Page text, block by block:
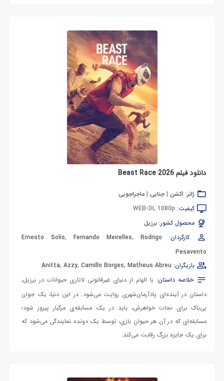
دانلود فیلم Beast Race 2026
ژانر: اکشن | جنایی | ماجراجویی
کیفیت: WEB-DL 1080p
محصول کشور: برزیل
کارگردان:
Ernesto Solis, Fernando Meirelles, Rodrigo
Pesavento
بازیگران:
Anitta, Azzy, Camillo Borges, Matheus Abreu
خلاصه داستان: با الهام از دنیای غیرقانونی لاتاری حیوانات در برزیل،
داستان در آینده‌ای پادآرمان‌شهری روایت می‌شود. در این دنیا، یک جوان
بی‌باک برای نجات خواهرش، باید در یک مسابقه‌ی مرگبار پیروز شود؛
مسابقه‌ای که در آن هر حیوانِ بازی، توسط یک دونده نمایندگی می‌شود که
برای یک جایزه بزرگ رقابت می‌کند.